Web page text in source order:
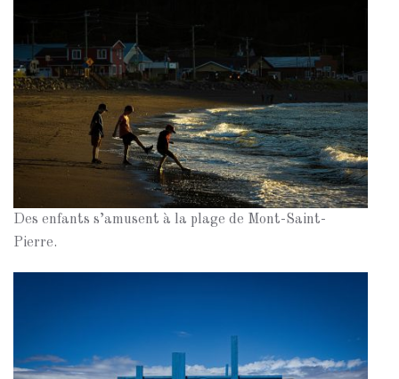
Des enfants s’amusent à la plage de Mont-Saint-
Pierre.